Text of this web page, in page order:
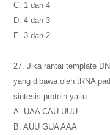
C. 1 dan 4
D. 4 dan 3
E. 3 dan 2
27. Jika rantai template
yang dibawa oleh tRNA
sintesis protein yaitu . . . .
A. UAA CAU UUU
B. AUU GUA AAA